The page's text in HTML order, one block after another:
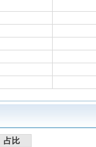
占比